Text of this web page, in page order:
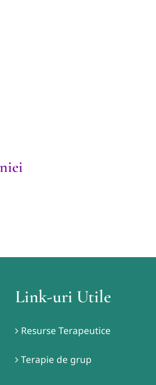
Link-uri Utile
Resurse Terapeutice
Terapie de grup